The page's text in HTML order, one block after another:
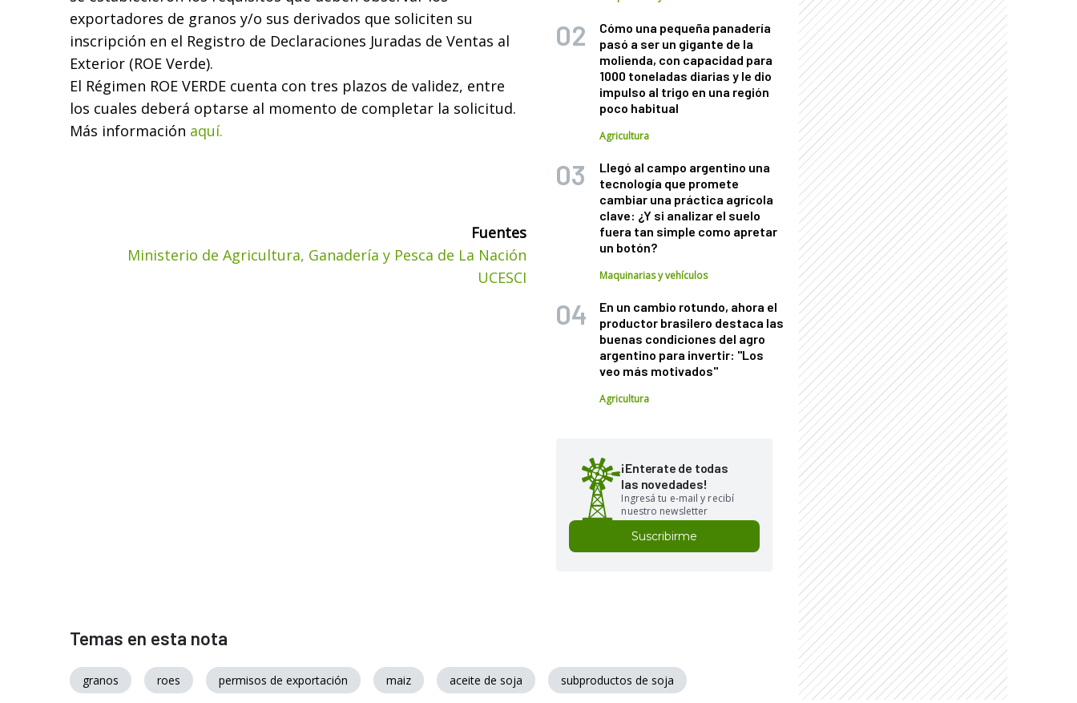
exportadores de granos y/o sus derivados que soliciten su
inscripción en el Registro de Declaraciones Juradas de Ventas al
Exterior (ROE Verde).
El Régimen ROE VERDE cuenta con tres plazos de validez, entre
los cuales deberá optarse al momento de completar la solicitud.
Más información aquí.
Fuentes
Ministerio de Agricultura, Ganadería y Pesca de La Nación
UCESCI
Cómo una pequeña panadería
pasó a ser un gigante de la
molienda, con capacidad para
1000 toneladas diarias y le dio
impulso al trigo en una región
poco habitual
Agricultura
Llegó al campo argentino una
tecnología que promete
cambiar una práctica agrícola
clave: ¿Y si analizar el suelo
fuera tan simple como apretar
un botón?
Maquinarias y vehículos
En un cambio rotundo, ahora el
productor brasilero destaca las
buenas condiciones del agro
argentino para invertir: "Los
veo más motivados"
Agricultura
¡Enterate de todas
las novedades!
Ingresá tu e-mail y recibí
nuestro newsletter
Suscribirme
Temas en esta nota
granos roes permisos de exportación maiz aceite de soja subproductos de soja